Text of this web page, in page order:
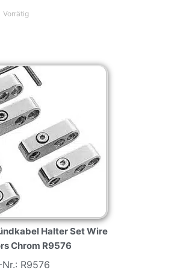
Vorrätig
Halter Set Wire
Chrom R9576
R9576